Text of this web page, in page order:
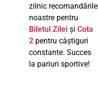
zilnic recomandările
noastre pentru
Biletul Zilei și Cota
2 pentru câștiguri
constante. Succes
la pariuri sportive!